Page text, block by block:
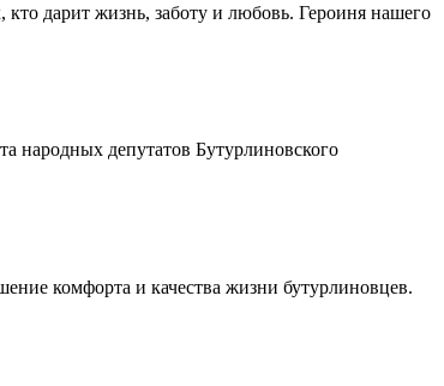
дарит жизнь, заботу и любовь. Героиня нашего
народных депутатов Бутурлиновского
комфорта и качества жизни бутурлиновцев.